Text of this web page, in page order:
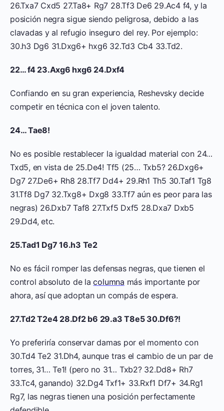
26.Txa7 Cxd5 27.Ta8+ Rg7 28.Tf3 De6 29.Ac4 f4, y la
posición negra sigue siendo peligrosa, debido a las
clavadas y al refugio inseguro del rey. Por ejemplo:
30.h3 Dg6 31.Dxg6+ hxg6 32.Td3 Cb4 33.Td2.
22… f4 23.Axg6 hxg6 24.Dxf4
Confiando en su gran experiencia, Reshevsky decide
competir en técnica con el joven talento.
24… Tae8!
No es posible restablecer la igualdad material con 24…
Txd5, en vista de 25.De4! Tf5 (25… Txb5? 26.Dxg6+
Dg7 27.De6+ Rh8 28.Tf7 Dd4+ 29.Rh1 Th5 30.Taf1 Tg8
31.Tf8 Dg7 32.Txg8+ Dxg8 33.Tf7 aún es peor para las
negras) 26.Dxb7 Taf8 27.Txf5 Dxf5 28.Dxa7 Dxb5
29.Dd4, etc.
25.Tad1 Dg7 16.h3 Te2
No es fácil romper las defensas negras, que tienen el
control absoluto de lacolumna más importante por
ahora, así que adoptan un compás de espera.
27.Td2 T2e4 28.Df2 b6 29.a3 T8e5 30.Df6?!
Yo preferiría conservar damas por el momento con
30.Td4 Te2 31.Dh4, aunque tras el cambio de un par de
torres, 31… Te1! (pero no 31… Txb2? 32.Dd8+ Rh7
33.Tc4, ganando) 32.Dg4 Txf1+ 33.Rxf1 Df7+ 34.Rg1
Rg7, las negras tienen una posición perfectamente